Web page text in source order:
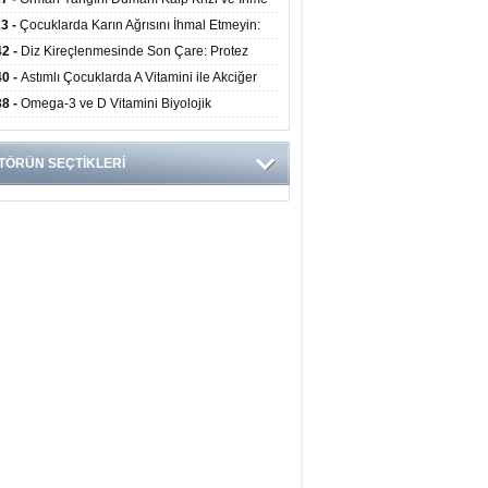
Artırıyor
- Çocuklarda Karın Ağrısını İhmal Etmeyin:
Habercisi Olabilir
- Diz Kireçlenmesinde Son Çare: Protez
İle Yaşam Kalitesi Artıyor
- Astımlı Çocuklarda A Vitamini ile Akciğer
Arasında Bağlantı Bulundu
- Omega-3 ve D Vitamini Biyolojik
Yavaşlatabilir
SEÇTİKLERİ